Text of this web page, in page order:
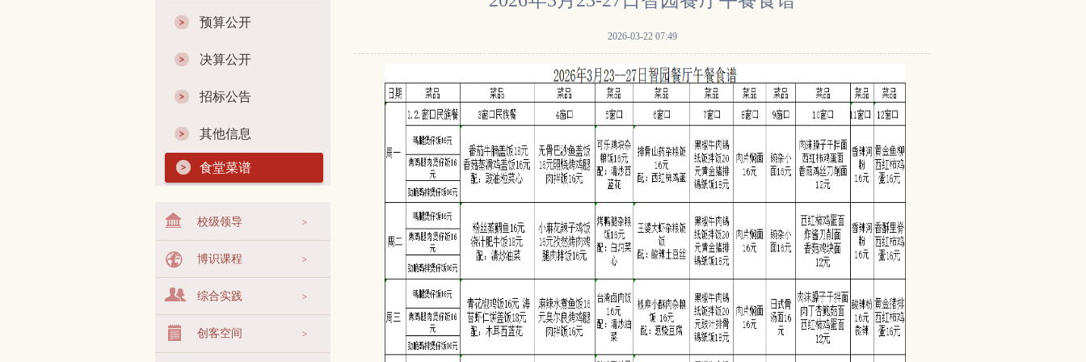
预算公开
决算公开
招标公告
其他信息
食堂菜谱
校级领导
博识课程
综合实践
创客空间
2026-03-22 07:49